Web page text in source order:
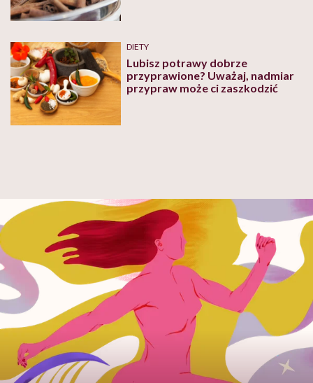
DIETY
Lubisz potrawy dobrze
przyprawione? Uważaj, nadmiar
przypraw może ci zaszkodzić